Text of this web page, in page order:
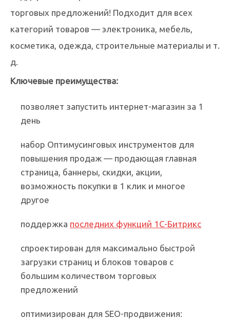
торговых предложений! Подходит для всех
категорий товаров — электроника, мебель,
косметика, одежда, строительные материалы и т.
д.
Ключевые преимущества:
позволяет запустить интернет-магазин за 1
день
набор Оптимусинговых инструментов для
повышения продаж — продающая главная
страница, баннеры, скидки, акции,
возможность покупки в 1 клик и многое
другое
поддержка последних функций 1С-Битрикс
спроектирован для максимально быстрой
загрузки страниц и блоков товаров с
большим количеством торговых
предложений
оптимизирован для SEO-продвижения: